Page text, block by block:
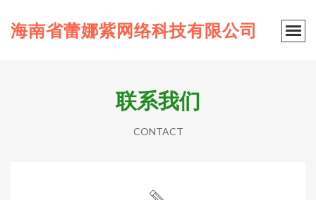
海南省蕾娜紫网络科技有限公司
联系我们
CONTACT